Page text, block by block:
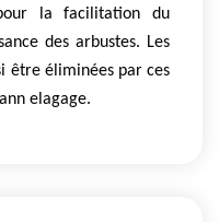
la facilitation du
des arbustes. Les
être éliminées par ces
elagage.